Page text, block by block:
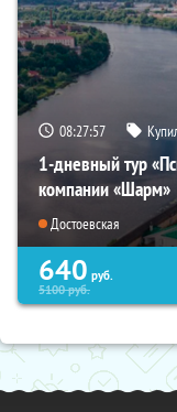
08:27:56
1-дневный тур
компании «Шарм»
Достоевская
640 руб.
5100руб.